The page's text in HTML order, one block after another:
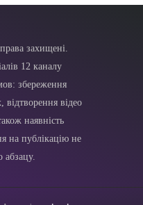
захищені.
12 каналу
збереження
відео
наявність
на публікацію не
абзацу.